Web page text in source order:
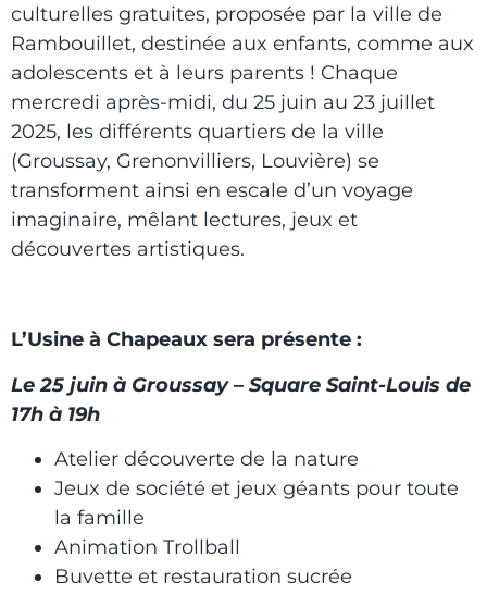
culturelles gratuites, proposée par la ville de
Rambouillet, destinée aux enfants, comme aux
adolescents et à leurs parents ! Chaque
mercredi après-midi, du 25 juin au 23 juillet
2025, les différents quartiers de la ville
(Groussay, Grenonvilliers, Louvière) se
transforment ainsi en escale d’un voyage
imaginaire, mêlant lectures, jeux et
découvertes artistiques.
L’Usine à Chapeaux sera présente :
Le 25 juin à Groussay – Square Saint-Louis de
17h à 19h
Atelier découverte de la nature
Jeux de société et jeux géants pour toute
la famille
Animation Trollball
Buvette et restauration sucrée